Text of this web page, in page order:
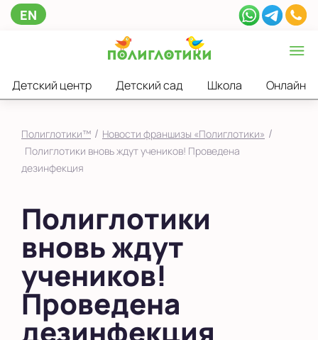
EN
Детский центр Детский сад Школа Онлайн
Полиглотики™ / Новости франшизы «Полиглотики» /
Полиглотики вновь ждут учеников! Проведена
дезинфекция
Полиглотики
вновь ждут
учеников!
Проведена
дезинфекция